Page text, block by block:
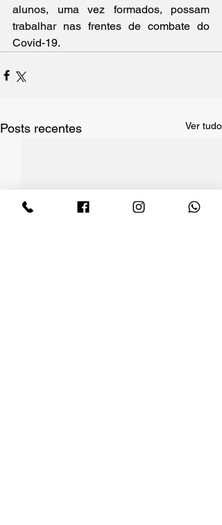
alunos, uma vez formados, possam
trabalhar nas frentes de combate do
Covid-19.
Posts recentes Ver tudo